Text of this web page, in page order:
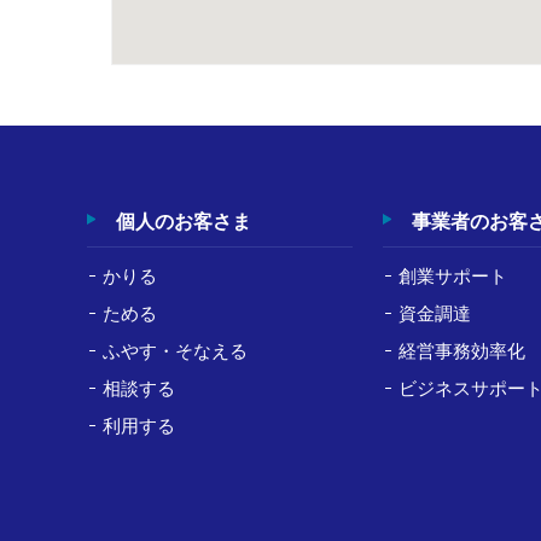
個人のお客さま
かりる
ためる
ふやす・そなえる
相談する
利用する
事業者のお客
創業サポート
資金調達
経営事務効率化
ビジネスサポー